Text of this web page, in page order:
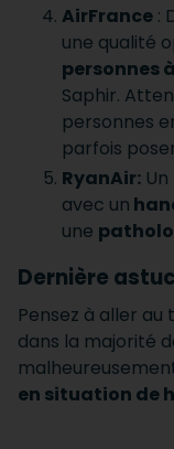
AirFrance :
une qualité
personnes
Saphir.
personnes
parfois
RyanAir:
avec un
une
Dernière
Pensez à aller
dans la majorité
en situation de